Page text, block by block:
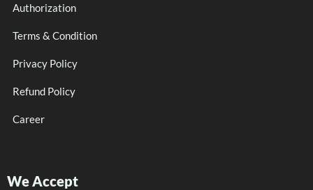
Authorization
Terms & Condition
Privacy Policy
Refund Policy
Career
We Accept